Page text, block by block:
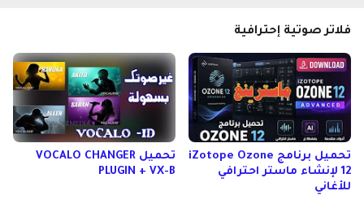
فلاتر صوتية إحترافية
تحميل برنامج iZotope Ozone
12 لإنشاء ماستر احترافي
للأغاني
تحميل VOCALO CHANGER
PLUGIN + VX-B